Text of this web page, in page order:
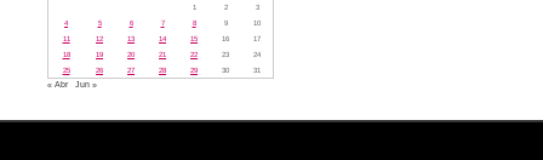
1 2
3
4
5 6 7 8 9
10
11
12 13 14 15 16
17
18
19 20 21 22 23
24
25
26 27 28 29 30 31
« Abr Jun »